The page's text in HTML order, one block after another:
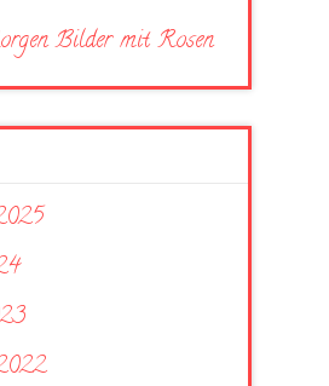
Bilder mit Rosen